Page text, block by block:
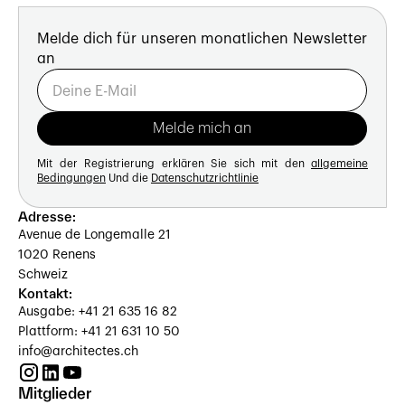
Melde dich für unseren monatlichen Newsletter
an
Mit der Registrierung erklären Sie sich mit den allgemeine
Bedingungen Und die Datenschutzrichtlinie
Adresse:
Avenue de Longemalle 21
1020 Renens
Schweiz
Kontakt:
Ausgabe: +41 21 635 16 82
Plattform: +41 21 631 10 50
info@architectes.ch
Mitglieder